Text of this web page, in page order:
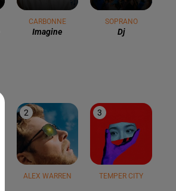
CARBONNE
Imagine
SOPRANO
Dj
2
ALEX WARREN
3
TEMPER CITY